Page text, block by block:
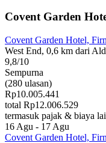
Covent Garden
Covent Garden Hotel,
West End, 0,6 km dari
9,8/10
Sempurna
(280 ulasan)
Rp10.005.441
total Rp12.006.529
termasuk pajak & biaya
16 Agu - 17 Agu
Covent Garden Hotel,